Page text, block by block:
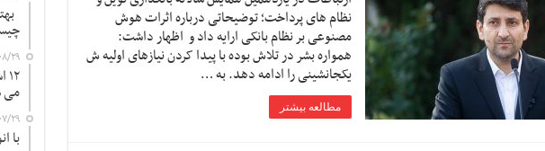
نظام های پرداخت؛ توضیحاتی درباره اثرات هوش
مصنوعی بر نظام بانکی ارایه داد و اظهار داشت:
همواره بشر در تلاش بوده با پیدا کردن نیازهای اولیه ش
یکجانشینی را ادامه دهد. به …
مطالعه بیشتر
می
با